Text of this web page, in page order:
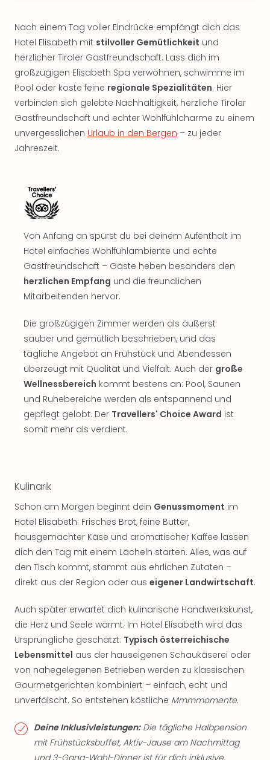
Nach einem Tag voller Eindrücke empfängt dich das
Hotel Elisabeth mit stilvoller Gemütlichkeit und
herzlicher Tiroler Gastfreundschaft. Lass dich im
großzügigen Elisabeth Spa verwöhnen, schwimme im
Pool oder koste feine regionale Spezialitäten. Hier
verbinden sich gelebte Nachhaltigkeit, herzliche Tiroler
Gastfreundschaft und echter Wohlfühlcharme zu einem
unvergesslichen Urlaub in den Bergen – zu jeder
Jahreszeit.
Von Anfang an spürst du bei deinem Aufenthalt im
Hotel einfaches Wohlfühlambiente und echte
Gastfreundschaft – Gäste heben besonders den
herzlichen Empfang und die freundlichen
Mitarbeitenden hervor.
Die großzügigen Zimmer werden als äußerst
sauber und gemütlich beschrieben, und das
tägliche Angebot an Frühstück und Abendessen
überzeugt mit Qualität und Vielfalt. Auch der große
Wellnessbereich kommt bestens an: Pool, Saunen
und Ruhebereiche werden als entspannend und
gepflegt gelobt. Der Travellers' Choice Award ist
somit mehr als verdient.
Kulinarik
Schon am Morgen beginnt dein Genussmoment im
Hotel Elisabeth: Frisches Brot, feine Butter,
hausgemachter Käse und aromatischer Kaffee lassen
dich den Tag mit einem Lächeln starten. Alles, was auf
den Tisch kommt, stammt aus ehrlichen Zutaten –
direkt aus der Region oder aus eigener Landwirtschaft.
Auch später erwartet dich kulinarische Handwerkskunst,
die Herz und Seele wärmt. Im Hotel Elisabeth wird das
Ursprüngliche geschätzt: Typisch österreichische
Lebensmittel aus der hauseigenen Schaukäserei oder
von nahegelegenen Betrieben werden zu klassischen
Gourmetgerichten kombiniert – einfach, echt und
unverfälscht. So entstehen köstliche Mmmmomente.
Deine Inklusivleistungen:Die tägliche Halbpension
mit Frühstücksbuffet, Aktiv-Jause am Nachmittag
und 3-Gang-Wahl-Dinner ist für dich inklusive.